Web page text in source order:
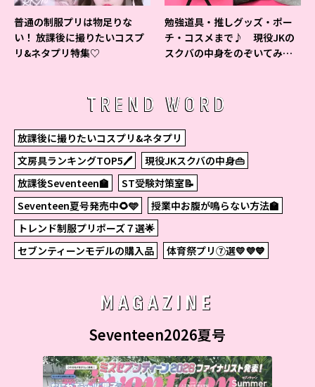
普通の制服プリは物足りな
い！ 放課後に撮りたいコスプ
リ&ネタプリ特集♡
勉強道具・推しグッズ・ポー
チ・コスメまで♪ 現役JKの
スクバの中身をのぞいてみ
TREND WORD
放課後に撮りたいコスプリ&ネタプリ
文房具ランキングTOP5🖊
現役JKスクバの中身👜
放課後Seventeen🏫
ST受験対策室📝
Seventeen夏号発売中🌻🩵
授業中お腹が鳴らない方法🏫
トレンド制服プリポーズ７選🌟
セブンティーンモデルの購入品
体育祭プリ⑦選💛💜💙
MAGAZINE
Seventeen2026夏号